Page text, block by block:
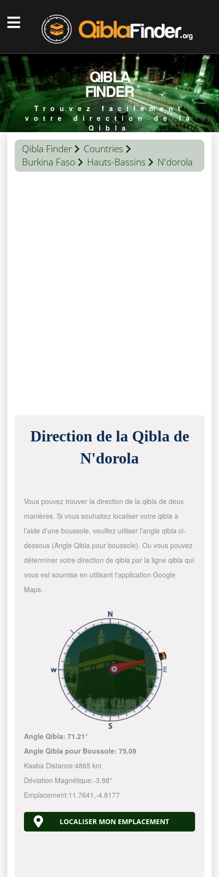
QIBLA
FINDER
Trouvez facilement
votre direction de la
Qibla
Qibla Finder
Countries
Burkina Faso
Hauts-Bassins N'dorola
Direction de la Qibla de
N'dorola
Vous pouvez trouver la direction de la qibla de deux
manières. Si vous souhaitez localiser votre qibla à
l’aide d’une boussole, veuillez utiliser l’angle qibla ci-
dessous (Angle Qibla pour boussole). Ou vous pouvez
déterminer votre direction de qibla par la ligne qibla qui
vous est soumise en utilisant l'application Google
Maps.
Angle Qibla:71.21°
Angle Qibla pour Boussole:75.09
Kaaba Distance:4865 km
Déviation Magnétique:-3.88°
Emplacement:11.7641 ,-4.8177
LOCALISER MON EMPLACEMENT